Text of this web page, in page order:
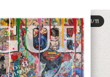
1/11